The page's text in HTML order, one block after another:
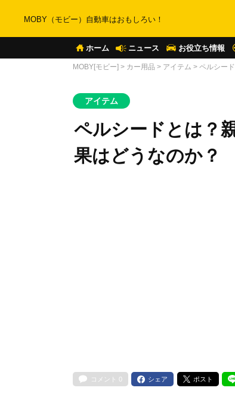
MOBY（モビー）自動車はおもしろい！
ホーム ニュース お役立ち情報
MOBY[モビー] > カー用品 > アイテム > ペルシー
アイテム
ペルシードとは？
果はどうなのか？
コメント 0 シェア ポスト